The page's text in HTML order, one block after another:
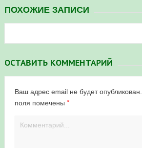
ПОХОЖИЕ ЗАПИСИ
ОСТАВИТЬ КОММЕНТАРИЙ
Ваш адрес email не будет опубликован.
поля помечены *